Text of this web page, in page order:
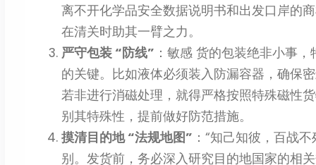
离不开化学品安全数据说明书和出发口岸的
在清关时助其一臂之力。
严守包装 “防线” ：敏感 货的包装绝非小事
的关键。比如液体必须装入防漏容器，确保
若非进行消磁处理，就得严格按照特殊磁性
别其特殊性，提前做好防范措施。
摸清目的地 “法规地图” ：“知己知彼，百战
别。发货前，务必深入研究目的地国家的相